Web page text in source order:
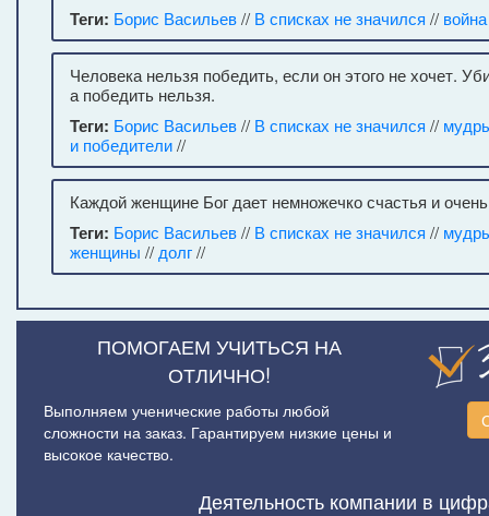
Теги: Борис Васильев// В списках не значился // война
Человека нельзя победить, если он этого не хочет.
а победить нельзя.
Теги: Борис Васильев// В списках не значился //
и победители//
Каждой женщине Бог дает немножечко счастья и
Теги: Борис Васильев// В списках не значился //
женщины // долг//
ПОМОГАЕМ УЧИТЬСЯ НА
ОТЛИЧНО!
Выполняем ученические работы любой
сложности на заказ. Гарантируем низкие цены и
высокое качество.
Деятельность компании в